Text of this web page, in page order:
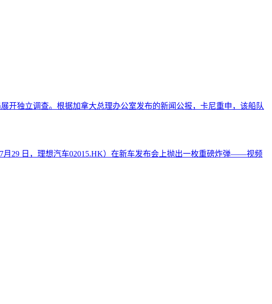
开独立调查。根据加拿大总理办公室发布的新闻公报，卡尼重申，该船队
月29 日，理想汽车02015.HK）在新车发布会上抛出一枚重磅炸弹——视频